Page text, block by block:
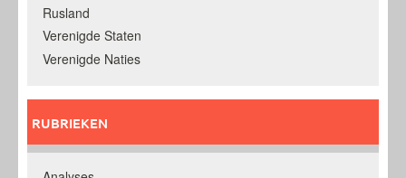
Rusland
Verenigde Staten
Verenigde Naties
RUBRIEKEN